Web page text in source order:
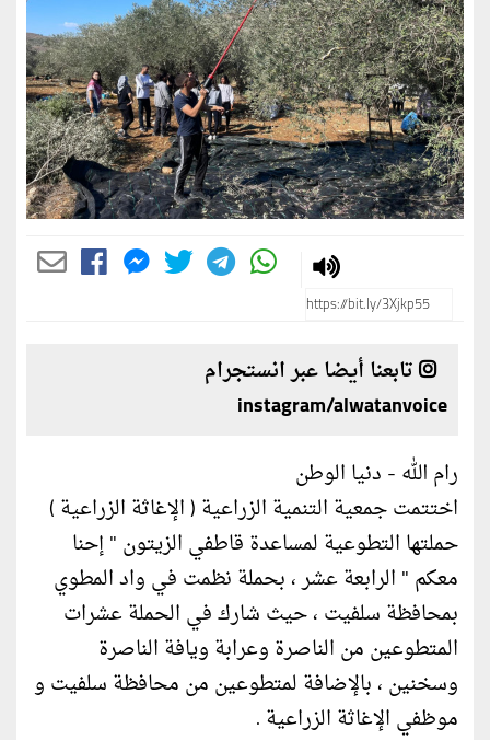
تابعنا أيضا عبر انستجرام
instagram/alwatanvoice
رام الله - دنيا الوطن
اختتمت جمعية التنمية الزراعية ( الإغاثة الزراعية )
حملتها التطوعية لمساعدة قاطفي الزيتون " إحنا
معكم " الرابعة عشر ، بحملة نظمت في واد المطوي
بمحافظة سلفيت ، حيث شارك في الحملة عشرات
المتطوعين من الناصرة وعرابة ويافة الناصرة
وسخنين ، بالإضافة لمتطوعين من محافظة سلفيت و
موظفي الإغاثة الزراعية .